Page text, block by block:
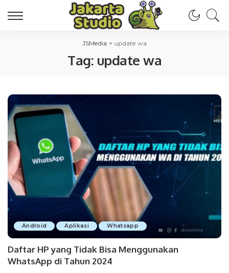
JSMedia > update wa
Tag: update wa
Android Aplikasi Whatsapp
Daftar HP yang Tidak Bisa Menggunakan
WhatsApp di Tahun 2024